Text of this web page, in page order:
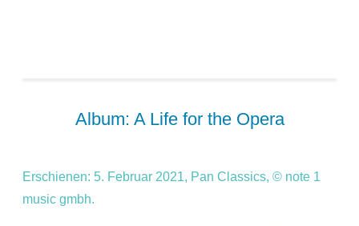
Album: A Life for the Opera
Erschienen: 5. Februar 2021, Pan Classics, © note 1
music gmbh.